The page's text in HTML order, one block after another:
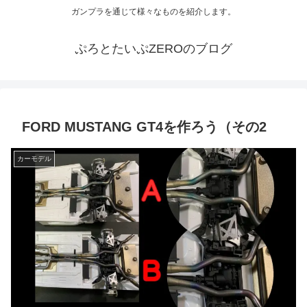
ガンプラを通じて様々なものを紹介します。
ぷろとたいぷZEROのブログ
FORD MUSTANG GT4を作ろう（その2
カーモデル